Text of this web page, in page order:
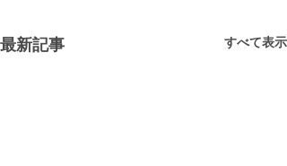
最新記事 すべて表示